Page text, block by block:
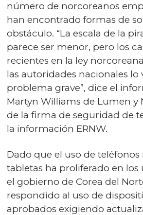
número de norcoreanos
han encontrado formas de
obstáculo. “La escala de la
parece ser menor, pero los
recientes en la ley
las autoridades nacionales
problema grave”, dice el
Martyn Williams de Lumen y
de la firma de seguridad de
la información ERNW.
Dado que el uso de teléfonos
tabletas ha proliferado en los
el gobierno de Corea del
respondido al uso de
aprobados exigiendo